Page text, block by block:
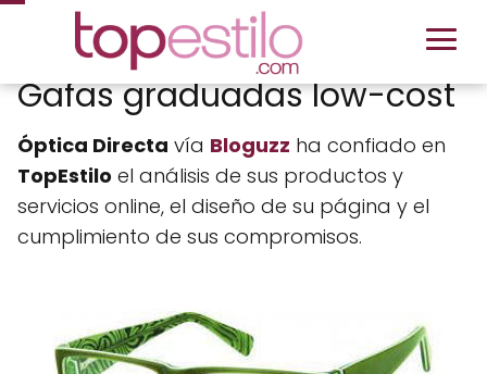
Gafas graduadas low-cost
Óptica Directa vía Bloguzz ha confiado en
TopEstilo el análisis de sus productos y
servicios online, el diseño de su página y el
cumplimiento de sus compromisos.